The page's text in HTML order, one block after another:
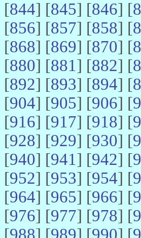
[844] [845] [846] [
[856] [857] [858] [
[868] [869] [870] [
[880] [881] [882] [
[892] [893] [894] [
[904] [905] [906] [
[916] [917] [918] [
[928] [929] [930] [
[940] [941] [942] [
[952] [953] [954] [
[964] [965] [966] [
[976] [977] [978] [